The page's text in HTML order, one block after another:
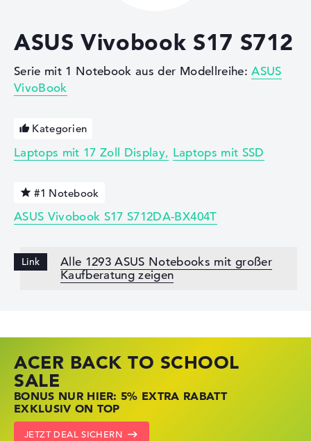
Deals
Merkzettel
ASUS Vivobook S17 S712
Serie mit 1 Notebook aus der Modellreihe:ASUS
VivoBook
Kategorien
Laptops mit 17 Zoll Display Laptops mit SSD
#1 Notebook
ASUS Vivobook S17 S712DA-BX404T
Alle 1293 ASUS Notebooks mit großer
Kaufberatung zeigen
ACER BACK TO SCHOOL
SALE
BONUS NUR HIER: 5% EXTRA RABATT
EXKLUSIV ON TOP
JETZT DEAL SICHERN
HP STORE SSV DEALS
JETZT ZUGREIFEN: NOTEBOOKS BEI HP
KRÄFTIG REDUZIERT
ZU DEN HP ANGEBOTEN
LENOVO LAPTOP DEALS
NOTEBOOKS BEI LENOVO JETZT
KRÄFTIG REDUZIERT
LENOVO DEALS ZEIGEN